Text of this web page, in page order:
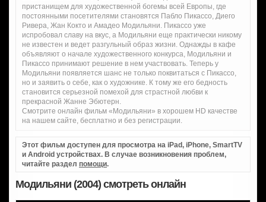
пристанищем для художественной богемы всей Европы, где
постоянными посетителями становятся Пабло Пикассо, Диего
Ривера, Жан Кокто и Амадео Модильяни. Пикассо уже
испробовал славу на вкус, а Модильяни еще практически никому
не известен и ведет разгульный образ жизни. Однажды в кафе
объявляют о начале художественного конкурса, Модильяни и
Пикассо принимают решение в нем участвовать. Теперь у
Модильяни появляется шанс не только поквитаться с Пикассо,
но и заявить о себе, как о художнике. К тому же его бедность
становится серьезной помехой для страстной любви к
прекрасной Жанне Эбютерн.
Смотрите онлайн фильм «Модильяни» в хорошем HD качестве
на нашем сайте, бесплатно и без регистрации.
Этот фильм доступен для просмотра на iPad, iPhone, SmartTV
и Android устройствах. В случае возникновения проблем,
читайте раздел помощи.
Модильяни (2004) смотреть онлайн